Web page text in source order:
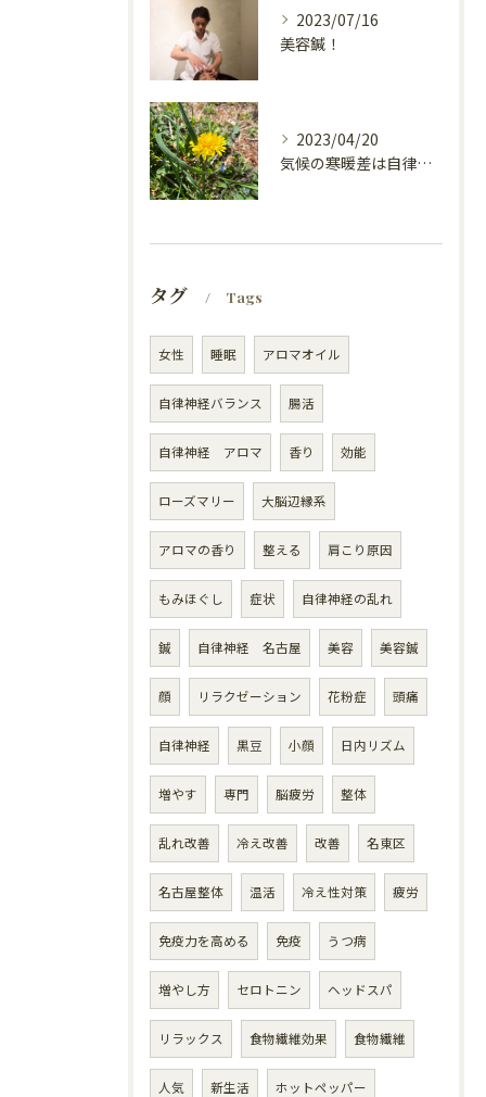
2023/07/16
美容鍼！
2023/04/20
気候の寒暖差は自律神経が乱れるの？
タグ Tags
女性 睡眠 アロマオイル
自律神経バランス 腸活
自律神経 アロマ 香り 効能
ローズマリー 大脳辺縁系
アロマの香り 整える 肩こり原因
もみほぐし 症状 自律神経の乱れ
鍼 自律神経 名古屋 美容 美容鍼
顔 リラクゼーション 花粉症 頭痛
自律神経 黒豆 小顔 日内リズム
増やす 専門 脳疲労 整体
乱れ改善 冷え改善 改善 名東区
名古屋整体 温活 冷え性対策 疲労
免疫力を高める 免疫 うつ病
増やし方 セロトニン ヘッドスパ
リラックス 食物繊維効果 食物繊維
人気 新生活 ホットペッパー